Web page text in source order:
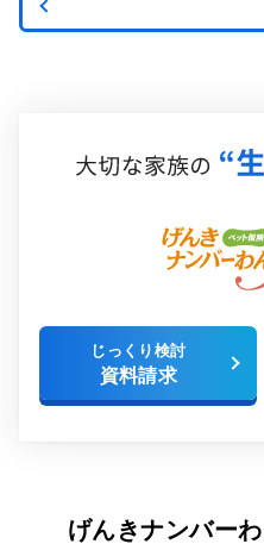
じっくり検討
資料請求
げんきナンバー